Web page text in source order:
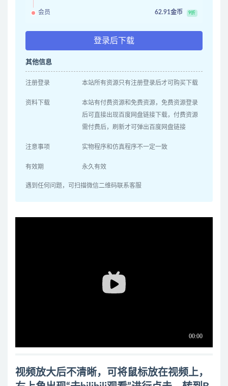
会员 62.91金币 9折
登录后下载
其他信息
注册登录 本站所有资源只有注册登录后才可购买下载
资料下载
本站有付费资源和免费资源，免费资源登录
后可直接出现百度网盘链接下载，付费资源
需付费后，刷新才可弹出百度网盘链接
注意事项 实物程序和仿真程序不一定一致
有效期 永久有效
遇到任何问题，可扫描微信二维码联系客服
视频放大后不清晰，可将鼠标放在视频上，